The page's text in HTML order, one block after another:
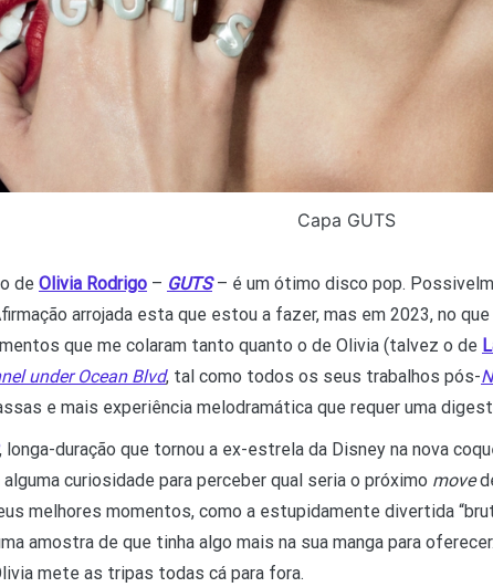
Capa GUTS
de Olivia Rodrigo – GUTS– é um ótimo disco pop.
arrojada esta que estou a fazer, mas em 2023, no que
que me colaram tanto quanto o de Olivia (talvez o de
under Ocean Blvd, tal como todos os seus trabalhos pós-
e mais experiência melodramática que requer uma
, longa-duração que tornou a ex-estrela da Disney na nova
curiosidade para perceber qual seria o próximo move
melhores momentos, como a estupidamente divertida
amostra de que tinha algo mais na sua manga para
mete as tripas todas cá para fora.